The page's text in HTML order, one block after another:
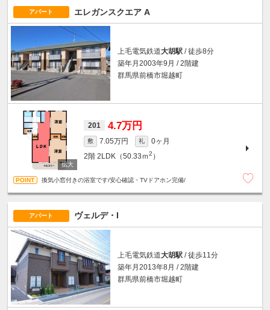
アパート エレガンスクエア A
上毛電気鉄道大胡駅 / 徒歩8分
築年月2003年9月 / 2階建
群馬県前橋市堀越町
201 4.7万円
敷 7.05万円 礼
0ヶ月
2階 2LDK（50.33ｍ2 ）
換気小窓付きの浴室です/安心確認・TVドアホン完備/
アパート ヴェルデ・I
上毛電気鉄道大胡駅 / 徒歩11分
築年月2013年8月 / 2階建
群馬県前橋市堀越町